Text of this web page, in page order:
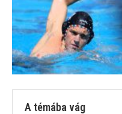
A témába vág